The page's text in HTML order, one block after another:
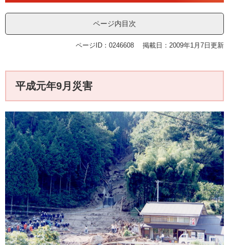
ページ内目次
ページID：0246608 掲載日：2009年1月7日更新
平成元年9月災害